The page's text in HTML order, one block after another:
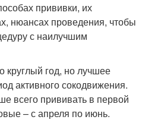
прививки, их
нюансах проведения, чтобы
с наилучшим
круглый год, но лучшее
активного сокодвижения.
всего прививать в первой
– с апреля по июнь.